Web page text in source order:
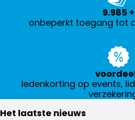
onbeperkt toegang tot
10.000 +
ledenkorting op events,
Het laatste nieuws